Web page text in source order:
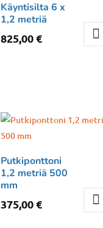
Käyntisilta 6 x
1,2 metriä
825,00€
Putkiponttoni
1,2 metriä 500
mm
375,00€